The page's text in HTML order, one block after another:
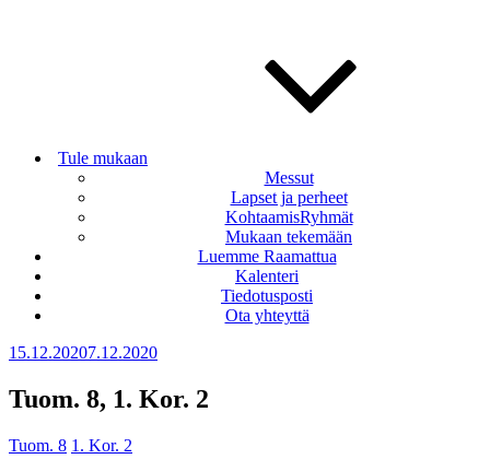
Tule mukaan
Messut
Lapset ja perheet
KohtaamisRyhmät
Mukaan tekemään
Luemme Raamattua
Kalenteri
Tiedotusposti
Ota yhteyttä
Julkaistu
15.12.20207.12.2020
Tuom. 8, 1. Kor. 2
Tuom. 8 1. Kor. 2